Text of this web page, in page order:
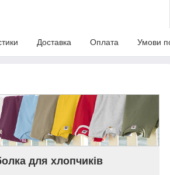
Доставка Оплата Умови
для хлопчиків